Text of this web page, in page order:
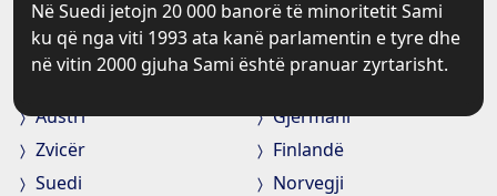
Vetëm 1 % e mbeturinave shtepiake në Suedi
përfundojn në vendet ku hedhen pleherat. 90 % e
kanaçeve të aluminit riciklohen.
Në Suedi jetojn 20 000 banorë të minoritetit Sami
ku që nga viti 1993 ata kanë parlamentin e tyre dhe
në vitin 2000 gjuha Sami është pranuar zyrtarisht.
Diaspora
Austri
Gjermani
Zvicër
Finlandë
Suedi
Norvegji